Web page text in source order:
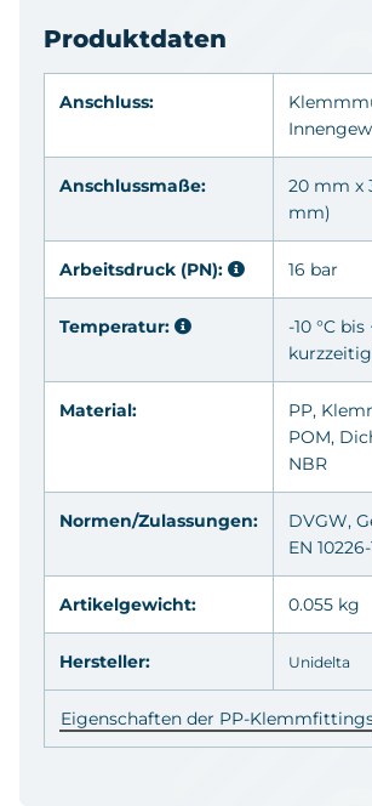
Produktdaten
Anschluss:
Anschlussmaße:
20 mm x
mm)
Arbeitsdruck (PN): 16 bar
Temperatur:
-10 °C bis
kurzzeitig
Material: PP,
POM,
NBR
Normen/Zulassungen: DVGW,
EN
Artikelgewicht: 0.055 kg
Hersteller: Unidelta
Eigenschaften der PP-